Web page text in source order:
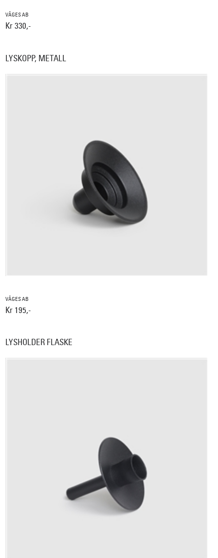
VÅGES AB
Kr 330,-
LYSKOPP, METALL
VÅGES AB
Kr 195,-
LYSHOLDER FLASKE